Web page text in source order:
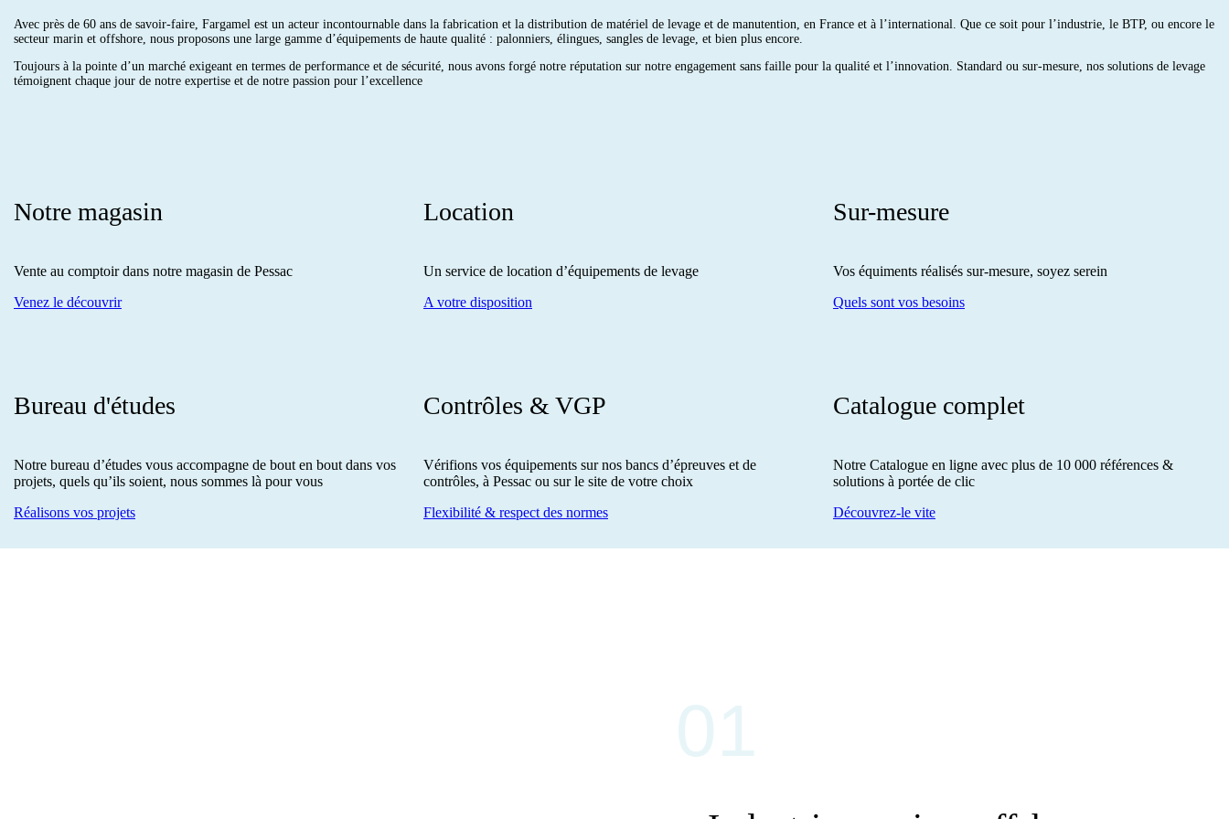
Avec près de 60 ans de savoir-faire, Fargamel est un acteur incontournable dans la fabrication et la distribution de matériel de levage et de manutention, en France et à l’international. Que ce soit pour l’industrie, le BTP, ou encore le
secteur marin et offshore, nous proposons une large gamme d’équipements de haute qualité : palonniers, élingues, sangles de levage, et bien plus encore.
Toujours à la pointe d’un marché exigeant en termes de performance et de sécurité, nous avons forgé notre réputation sur notre engagement sans faille pour la qualité et l’innovation. Standard ou sur-mesure, nos solutions de levage
témoignent chaque jour de notre expertise et de notre passion pour l’excellence
Notre magasin
Vente au comptoir dans notre magasin de Pessac
Venez le découvrir
Location
Un service de location d’équipements de levage
A votre disposition
Sur-mesure
Vos équiments réalisés sur-mesure, soyez serein
Quels sont vos besoins
Bureau d'études
Notre bureau d’études vous accompagne de bout en bout dans vos
projets, quels qu’ils soient, nous sommes là pour vous
Réalisons vos projets
Contrôles & VGP
Vérifions vos équipements sur nos bancs d’épreuves et de
contrôles, à Pessac ou sur le site de votre choix
Flexibilité & respect des normes
Catalogue complet
Notre Catalogue en ligne avec plus de 10 000 références &
solutions à portée de clic
Découvrez-le vite